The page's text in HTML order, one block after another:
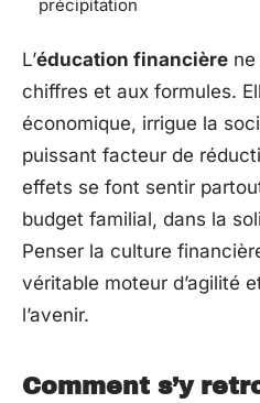
précipitation
L’éducation financière
chiffres et aux formules.
économique, irrigue la
puissant facteur de
effets se font sentir
budget familial, dans la
Penser la culture
véritable moteur d’agilité
l’avenir.
Comment s’y